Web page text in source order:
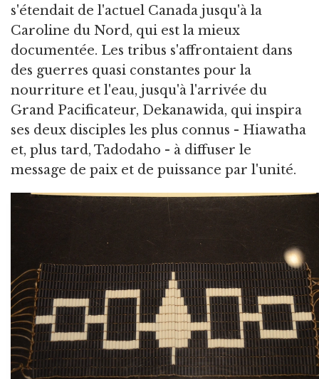
s'étendait de l'actuel Canada jusqu'à la
Caroline du Nord, qui est la mieux
documentée. Les tribus s'affrontaient dans
des guerres quasi constantes pour la
nourriture et l'eau, jusqu'à l'arrivée du
Grand Pacificateur, Dekanawida, qui inspira
ses deux disciples les plus connus - Hiawatha
et, plus tard, Tadodaho - à diffuser le
message de paix et de puissance par l'unité.